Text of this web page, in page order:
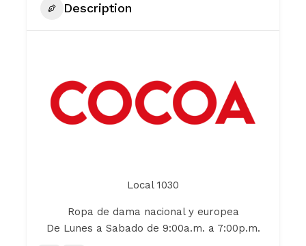
Description
Local 1030
Ropa de dama nacional y europea
De Lunes a Sabado de 9:00a.m. a 7:00p.m.